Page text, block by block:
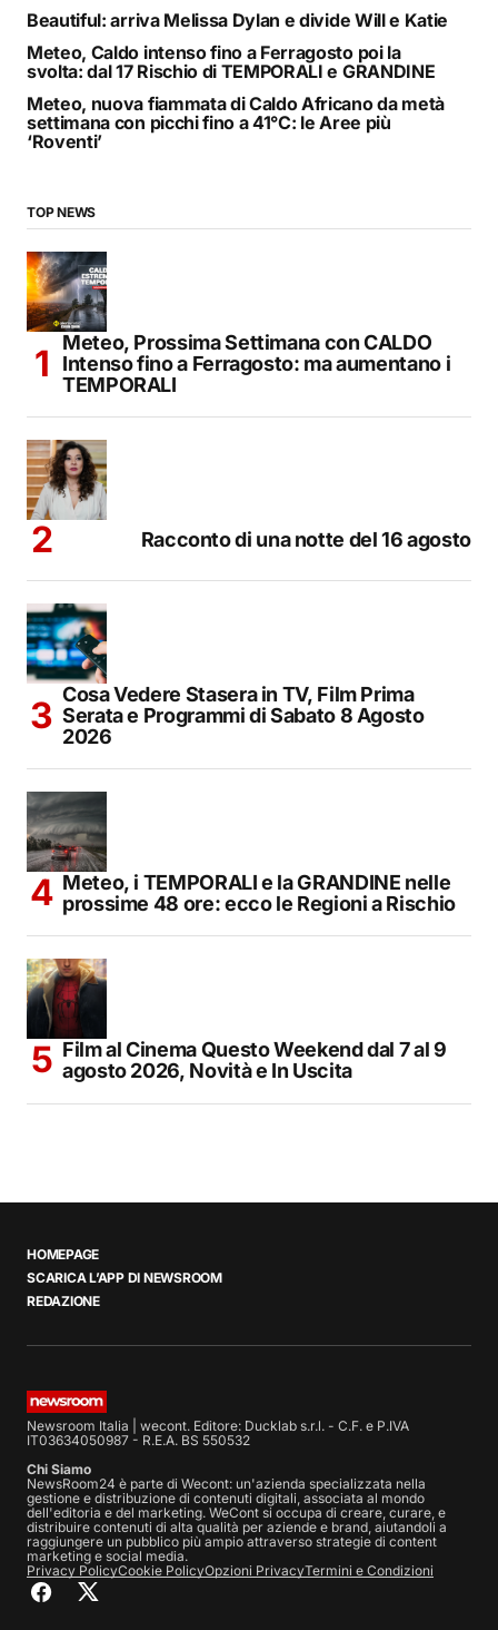
Beautiful: arriva Melissa Dylan e divide Will e Katie
Meteo, Caldo intenso fino a Ferragosto poi la
svolta: dal 17 Rischio di TEMPORALI e GRANDINE
Meteo, nuova fiammata di Caldo Africano da metà
settimana con picchi fino a 41°C: le Aree più
‘Roventi’
TOP NEWS
Meteo, Prossima Settimana con CALDO
Intenso fino a Ferragosto: ma aumentano i
TEMPORALI
Racconto di una notte del 16 agosto
Cosa Vedere Stasera in TV, Film Prima
Serata e Programmi di Sabato 8 Agosto
2026
Meteo, i TEMPORALI e la GRANDINE nelle
prossime 48 ore: ecco le Regioni a Rischio
Film al Cinema Questo Weekend dal 7 al 9
agosto 2026, Novità e In Uscita
HOMEPAGE
SCARICA L’APP DI NEWSROOM
REDAZIONE
Newsroom Italia | wecont. Editore: Ducklab s.r.l. - C.F. e P.IVA
IT03634050987 - R.E.A. BS 550532
Chi Siamo
NewsRoom24 è parte di Wecont: un'azienda specializzata nella
gestione e distribuzione di contenuti digitali, associata al mondo
dell'editoria e del marketing. WeCont si occupa di creare, curare, e
distribuire contenuti di alta qualità per aziende e brand, aiutandoli a
raggiungere un pubblico più ampio attraverso strategie di content
marketing e social media.
Privacy PolicyCookie PolicyOpzioni PrivacyTermini e Condizioni